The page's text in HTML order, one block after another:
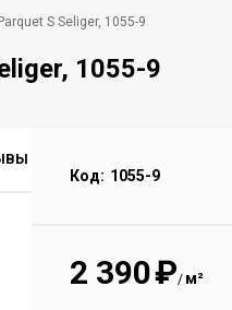
S Seliger, 1055-9
1055-9
Код: 1055-9
2 390₽/ м²